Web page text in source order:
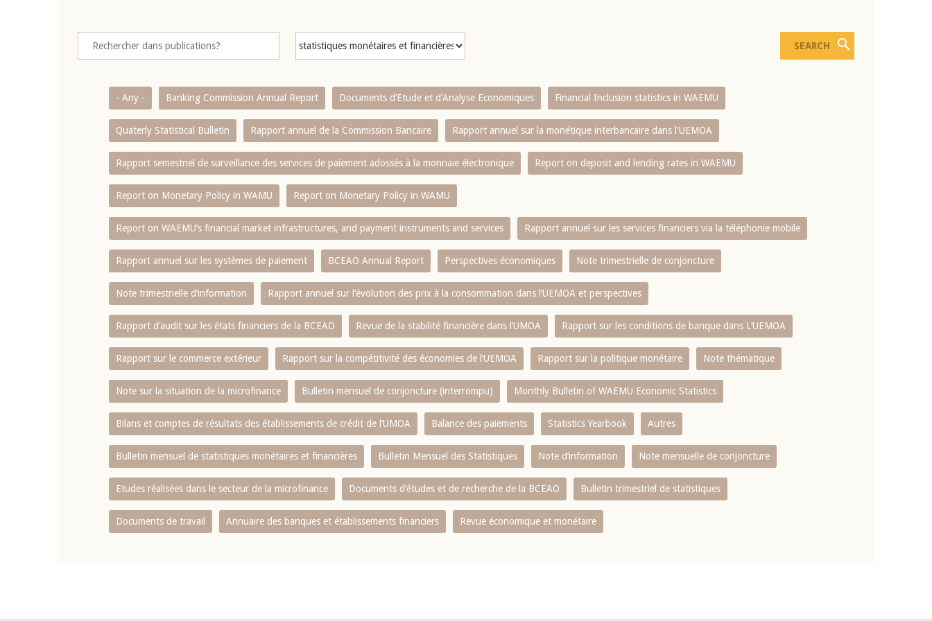
- Any - Banking Commission Annual Report Documents d’Etude et d’Analyse Economiques Financial Inclusion statistics in WAEMU
Quaterly Statistical Bulletin Rapport annuel de la Commission Bancaire Rapport annuel sur la monétique interbancaire dans l'UEMOA
Rapport semestriel de surveillance des services de paiement adossés à la monnaie électronique Report on deposit and lending rates in WAEMU
Report on Monetary Policy in WAMU Report on Monetary Policy in WAMU
Report on WAEMU’s financial market infrastructures, and payment instruments and services Rapport annuel sur les services financiers via la téléphonie mobile
Rapport annuel sur les systèmes de paiement BCEAO Annual Report Perspectives économiques Note trimestrielle de conjoncture
Note trimestrielle d‘information Rapport annuel sur l‘évolution des prix à la consommation dans l‘UEMOA et perspectives
Rapport d‘audit sur les états financiers de la BCEAO Revue de la stabilité financière dans l‘UMOA Rapport sur les conditions de banque dans L‘UEMOA
Rapport sur le commerce extérieur Rapport sur la compétitivité des économies de l‘UEMOA Rapport sur la politique monétaire Note thématique
Note sur la situation de la microfinance Bulletin mensuel de conjoncture (interrompu) Monthly Bulletin of WAEMU Economic Statistics
Bilans et comptes de résultats des établissements de crédit de l‘UMOA Balance des paiements Statistics Yearbook Autres
Bulletin mensuel de statistiques monétaires et financières Bulletin Mensuel des Statistiques Note d’information Note mensuelle de conjoncture
Etudes réalisées dans le secteur de la microfinance Documents d’études et de recherche de la BCEAO Bulletin trimestriel de statistiques
Documents de travail Annuaire des banques et établissements financiers Revue économique et monétaire